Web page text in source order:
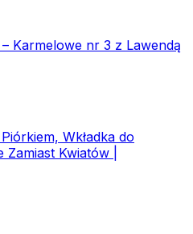
Karmelowe nr 3 z Lawendą
Wkładka do
Kwiatów |